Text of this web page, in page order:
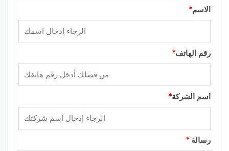
الاسم*
رقم الهاتف*
اسم الشركة*
رسالة *